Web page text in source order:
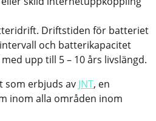
Driftstiden för batteriet
och batterikapacitet
upp till 5 – 10 års livslängd.
som erbjuds av JNT, en
inom alla områden inom